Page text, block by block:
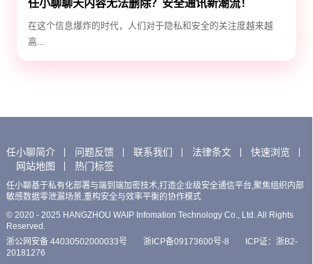
任小聊聊天内容无法删除？安全通讯新潮流！
在这个信息爆炸的时代，人们对于隐私和安全的关注度越来越
高...
任小聊简介 问题反馈 联系我们 法律条文
快速浏览
网站地图
热门标签
任小聊基于私有化部署与端到端加密技术,打造企业级安全通信平台,聚焦组织内部
敏感数据零泄漏场景,重构安全与效率平衡的协作模式
© 2020 - 2025 HANGZHOU WAIP Infomation Technology Co., Ltd. All Rights
Reserved.
浙公网安备 44030502000033号
浙ICP备09173600号-8
ICP证：浙B2-
20181276